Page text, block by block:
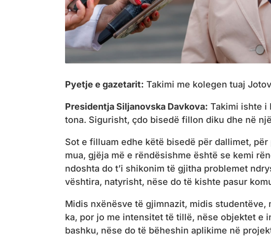
Pyetje e gazetarit: Takimi me kolegen tuaj
Presidentja Siljanovska Davkova: Takimi ishte i
tona. Sigurisht, çdo bisedë fillon diku dhe në
Sot e filluam edhe këtë bisedë për dallimet,
mua, gjëja më e rëndësishme është se kemi
ndoshta do t’i shikonim të gjitha problemet
vështira, natyrisht, nëse do të kishte pasur
Midis nxënësve të gjimnazit, midis
ka, por jo me intensitet të tillë, nëse objektet e
bashku, nëse do të bëheshin aplikime në